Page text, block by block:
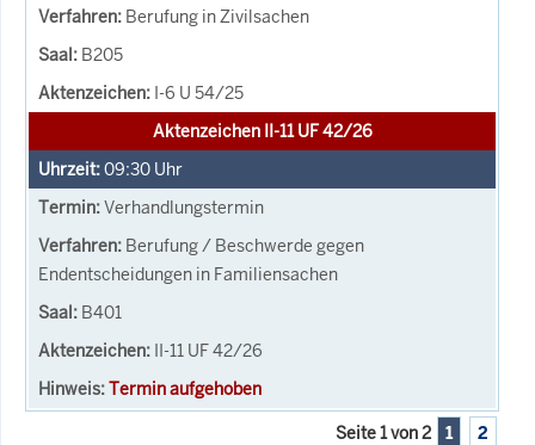
Berufung in Zivilsachen
B205
I-6 U 54/25
Aktenzeichen II-11 UF 42/26
09:30 Uhr
Verhandlungstermin
Berufung / Beschwerde gegen
Endentscheidungen in Familiensachen
B401
II-11 UF 42/26
Termin aufgehoben
Seite 1 von 2 1 2